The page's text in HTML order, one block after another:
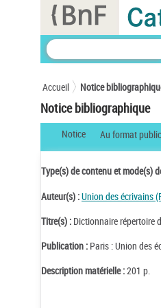
Accueil Notice
Notice bibliographique
Notice Au format public
Type(s) de contenu et mode(s)
Auteur(s) :Union des écrivains
Titre(s) : Dictionnaire répertoire
Publication : Paris : Union des
Description matérielle :201 p.
Panneau de gestion des cookies